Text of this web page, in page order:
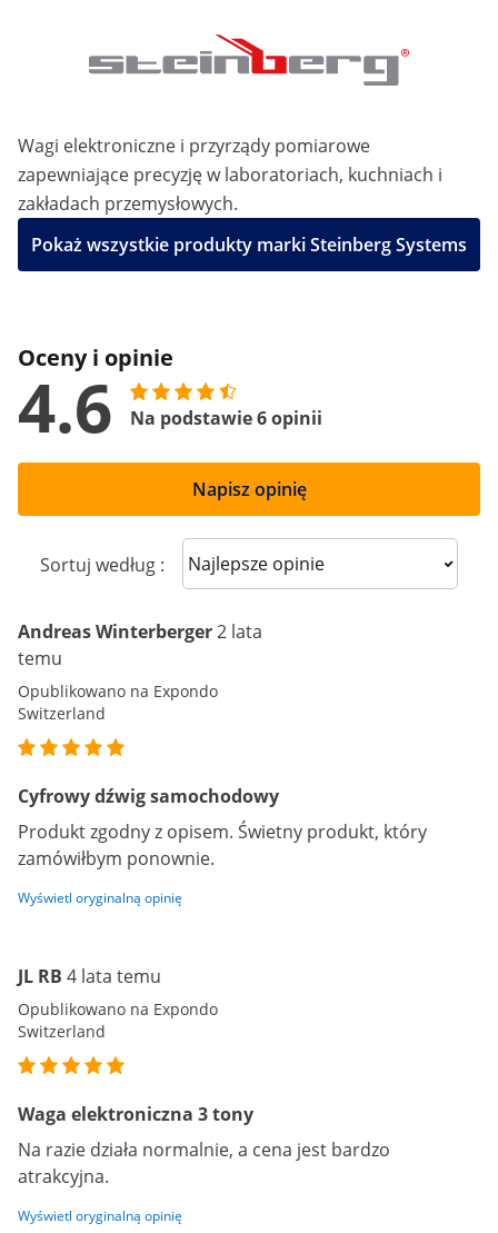
Wagi elektroniczne i przyrządy pomiarowe
zapewniające precyzję w laboratoriach, kuchniach i
zakładach przemysłowych.
Pokaż wszystkie produkty marki Steinberg Systems
Oceny i opinie
4.6 Na podstawie 6 opinii
Napisz opinię
Sortuj według : Sort reviews
Andreas Winterberger2 lata
temu
Opublikowano na Expondo
Switzerland
Cyfrowy dźwig samochodowy
Produkt zgodny z opisem. Świetny produkt, który
zamówiłbym ponownie.
Wyświetl oryginalną opinię
JL RB 4 lata temu
Opublikowano na Expondo
Switzerland
Waga elektroniczna 3 tony
Na razie działa normalnie, a cena jest bardzo
atrakcyjna.
Wyświetl oryginalną opinię